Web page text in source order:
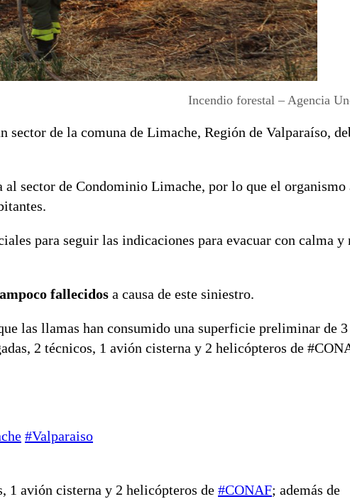
Incendio forestal – Agencia
sector de la comuna de Limache, Región de Valparaíso,
sector de Condominio Limache, por lo que el
para seguir las indicaciones para evacuar con calma
fallecidos a causa de este siniestro.
las llamas han consumido una superficie preliminar de 3
2 técnicos, 1 avión cisterna y 2 helicópteros de
#Valparaiso
1 avión cisterna y 2 helicópteros de #CONAF; además de